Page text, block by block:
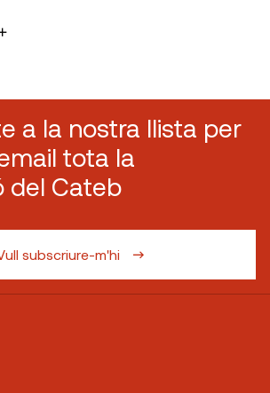
a la nostra llista per
tota la
del Cateb
subscriure-m'hi